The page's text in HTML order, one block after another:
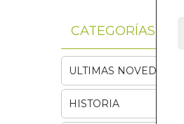
CATEGORÍAS
ULTIMAS NOVEDADES
HISTORIA